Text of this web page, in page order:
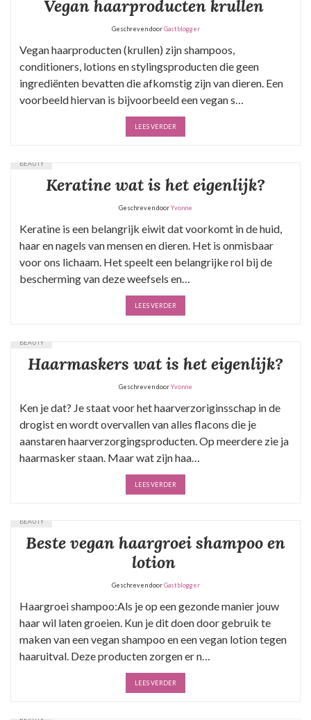
Vegan haarproducten krullen
Geschreven doorGastblogger
Vegan haarproducten (krullen) zijn shampoos,
conditioners, lotions en stylingsproducten die geen
ingrediënten bevatten die afkomstig zijn van dieren. Een
voorbeeld hiervan is bijvoorbeeld een vegan s…
LEES VERDER
BEAUTY
Keratine wat is het eigenlijk?
Geschreven doorYvonne
Keratine is een belangrijk eiwit dat voorkomt in de huid,
haar en nagels van mensen en dieren. Het is onmisbaar
voor ons lichaam. Het speelt een belangrijke rol bij de
bescherming van deze weefsels en…
LEES VERDER
BEAUTY
Haarmaskers wat is het eigenlijk?
Geschreven doorYvonne
Ken je dat? Je staat voor het haarverzoriginsschap in de
drogist en wordt overvallen van alles flacons die je
aanstaren haarverzorgingsproducten. Op meerdere zie ja
haarmasker staan. Maar wat zijn haa…
LEES VERDER
BEAUTY
Beste vegan haargroei shampoo en
lotion
Geschreven doorGastblogger
Haargroei shampoo:Als je op een gezonde manier jouw
haar wil laten groeien. Kun je dit doen door gebruik te
maken van een vegan shampoo en een vegan lotion tegen
haaruitval. Deze producten zorgen er n…
LEES VERDER